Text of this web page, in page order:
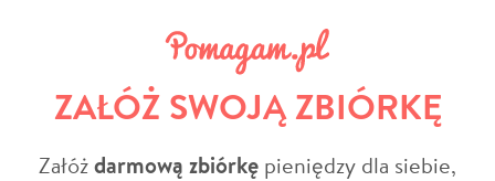
ZAŁÓŻ SWOJĄ ZBIÓRKĘ
Załóżdarmową zbiórkę pieniędzy dla siebie,